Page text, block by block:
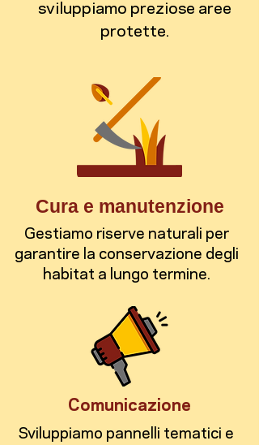
sviluppiamo preziose aree
protette.
Cura e manutenzione
Gestiamo riserve naturali per
garantire la conservazione degli
habitat a lungo termine.
Comunicazione
Sviluppiamo pannelli tematici e